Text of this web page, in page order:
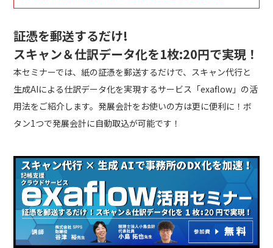
証憑を郵送するだけ!
スキャン＆仕訳データ化を1枚:20円で実現！
本セミナーでは、紙の証憑を郵送するだけで、スキャン代行と
生成AIによる仕訳データ化を実現するサービス「exaflow」の活
用法をご紹介します。発展会計をお使いの方は更に便利に！ボ
タン1つで発展会計に自動取込が可能です！